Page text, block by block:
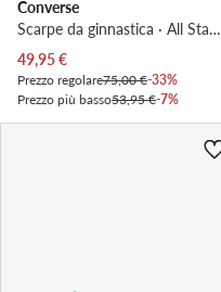
Converse
Scarpe da ginnastica · All Star · Verde
Prezzo attuale
49,95€
Prezzo regolare75,00 €-33%
Prezzo più basso53,95 €-7%